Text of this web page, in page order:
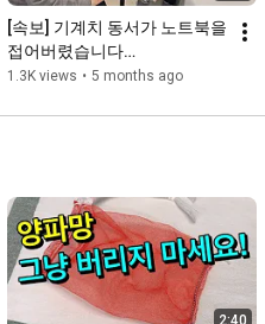
[속보] 기계치 동서가 노트북을
접어버렸습니다…
1.3K views • 5 months ago